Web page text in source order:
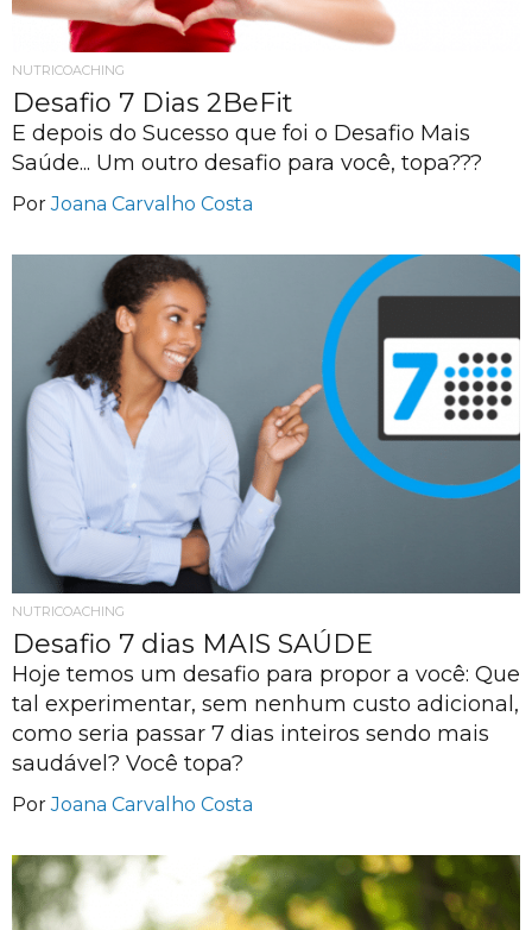
NUTRICOACHING
Desafio 7 Dias 2BeFit
E depois do Sucesso que foi o Desafio Mais
Saúde... Um outro desafio para você, topa???
PorJoana Carvalho Costa
NUTRICOACHING
Desafio 7 dias MAIS SAÚDE
Hoje temos um desafio para propor a você: Que
tal experimentar, sem nenhum custo adicional,
como seria passar 7 dias inteiros sendo mais
saudável? Você topa?
PorJoana Carvalho Costa